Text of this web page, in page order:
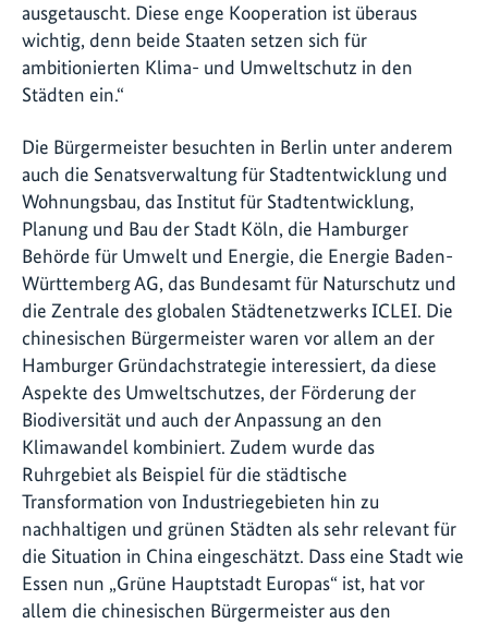
ausgetauscht. Diese enge Kooperation ist überaus
wichtig, denn beide Staaten setzen sich für
ambitionierten Klima- und Umweltschutz in den
Städten ein.“
Die Bürgermeister besuchten in Berlin unter anderem
auch die Senatsverwaltung für Stadtentwicklung und
Wohnungsbau, das Institut für Stadtentwicklung,
Planung und Bau der Stadt Köln, die Hamburger
Behörde für Umwelt und Energie, die Energie Baden-
Württemberg AG, das Bundesamt für Naturschutz und
die Zentrale des globalen Städtenetzwerks ICLEI. Die
chinesischen Bürgermeister waren vor allem an der
Hamburger Gründachstrategie interessiert, da diese
Aspekte des Umweltschutzes, der Förderung der
Biodiversität und auch der Anpassung an den
Klimawandel kombiniert. Zudem wurde das
Ruhrgebiet als Beispiel für die städtische
Transformation von Industriegebieten hin zu
nachhaltigen und grünen Städten als sehr relevant für
die Situation in China eingeschätzt. Dass eine Stadt wie
Essen nun „Grüne Hauptstadt Europas“ ist, hat vor
allem die chinesischen Bürgermeister aus den